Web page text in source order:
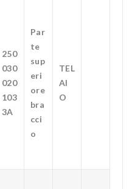
250
030
020
103
3A
Par
te
sup
eri
ore
bra
cci
o
TEL
AI
O